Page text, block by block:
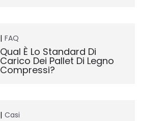
FAQ
Qual È Lo Standard Di
Carico Dei Pallet Di Legno
Compressi?
Casi